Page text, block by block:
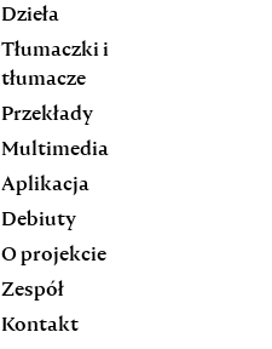
Dzieła
Tłumaczki i
tłumacze
Przekłady
Multimedia
Aplikacja
Debiuty
O projekcie
Zespół
Kontakt